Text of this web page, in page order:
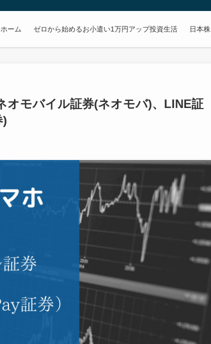
ホーム ゼロから始めるお小遣い1万円アップ投資生活 日本株
オモバイル証券(ネオモバ)、LINE証
)